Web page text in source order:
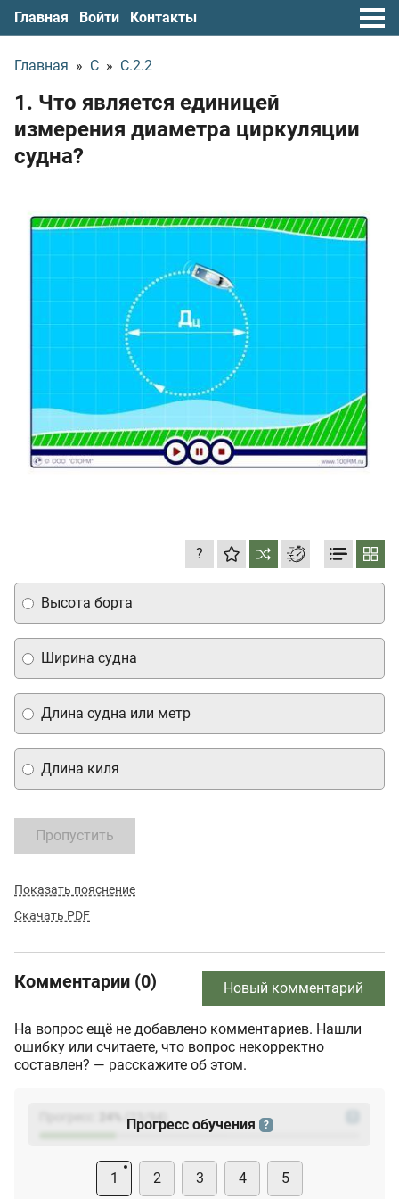
Главная Войти Контакты
Главная » С » С.2.2
1. Что является единицей
измерения диаметра циркуляции
судна?
?
Ширина судна
Длина киля
Высота борта
Длина судна или метр
Пропустить
Показать пояснение
Скачать PDF
Комментарии (0) Новый комментарий
На вопрос ещё не добавлено комментариев. Нашли
ошибку или считаете, что вопрос некорректно
составлен? — расскажите об этом.
(23
Прогресс обучения ?
1 2 3 4 5